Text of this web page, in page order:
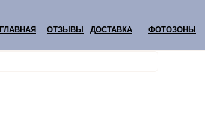
ОТЗЫВЫ
ГЛАВНАЯ ДОСТАВКА ФОТОЗОНЫ